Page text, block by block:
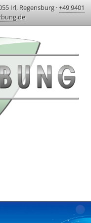
Irl, Regensburg ·+49 9401